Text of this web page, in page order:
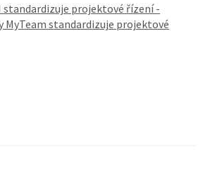
standardizuje projektové řízení -
MyTeam standardizuje projektové